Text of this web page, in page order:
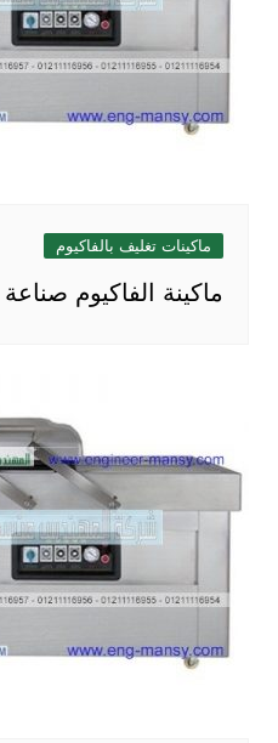
ماكينات تغليف بالفاكيوم
ماكينة الفاكيوم